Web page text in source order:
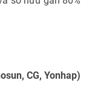
CG, Yonhap)